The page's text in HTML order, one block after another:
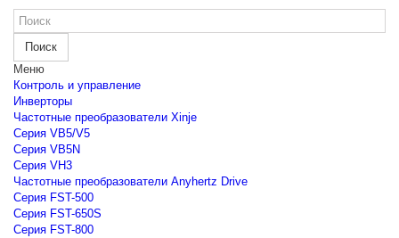
Поиск
Меню
Контроль и управление
Инверторы
Частотные преобразователи Xinje
Cерия VB5/V5
Cерия VB5N
Cерия VH3
Частотные преобразователи Anyhertz Drive
Серия FST-500
Серия FST-650S
Серия FST-800